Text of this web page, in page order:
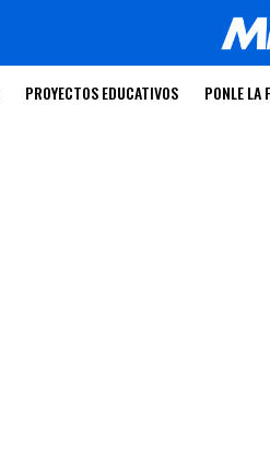
PROYECTOS EDUCATIVOS PONLE LA